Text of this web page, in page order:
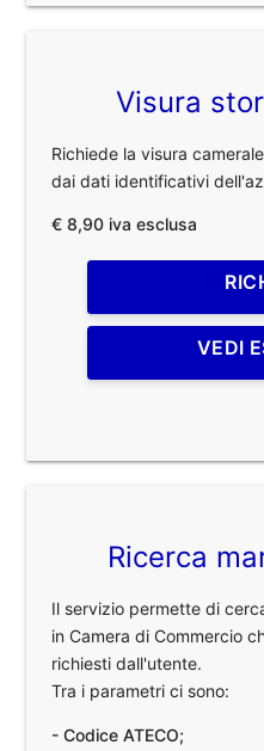
Visura
Richiede la visura
dai dati identificativi
€ 8,90 iva esclusa
VEDI
Ricerca
Il servizio permette di
in Camera di Commercio
richiesti dall'utente.
Tra i parametri ci sono:
- Codice ATECO;